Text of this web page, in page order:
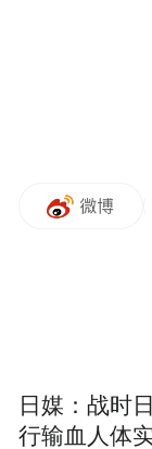
影片取材于
日媒：战时
行输血人体